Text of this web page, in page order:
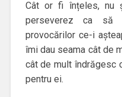
Cât or fi înțeles, nu
perseverez ca
provocărilor ce-i
îmi dau seama cât de
cât de mult îndrăgesc
pentru ei.